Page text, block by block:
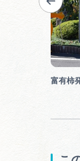
富有柿